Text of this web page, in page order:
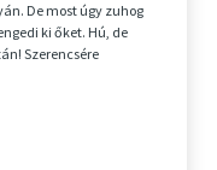
De most úgy zuhog
ki őket. Hú, de
­Szerencsére